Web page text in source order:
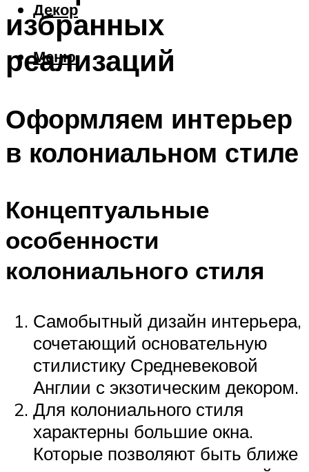
Декор
Меню
избранных
реализаций
Оформляем интерьер
в колониальном стиле
Концептуальные
особенности
колониального стиля
Самобытный дизайн интерьера,
сочетающий основательную
стилистику Средневековой
Англии с экзотическим декором.
Для колониального стиля
характерны большие окна.
Которые позволяют быть ближе